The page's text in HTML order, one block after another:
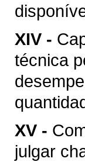
XIV -
técnica
XV -
julgar